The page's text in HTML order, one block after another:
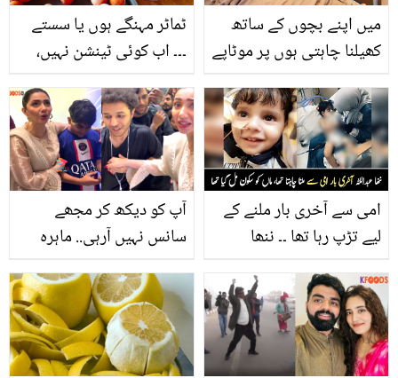
ٹماٹر مہنگے ہوں یا سستے
۔۔۔ اب کوئی ٹینشن نہیں،
سال تک محفوظ رکھنے کے
4 آسان طریقے
میں اپنے بچوں کے ساتھ
کھیلنا چاہتی ہوں پر موٹاپے
کی یہ 300 کلو وزنی
خاتون کون ہے اور کتنے
سالوں سے یہ بیڈ پر ہی
لیٹی ہیں؟
آپ کو دیکھ کر مجھے
سانس نہیں آرہی.. ماہرہ
مداح جذباتی ہوگیا! ماہرہ
خان نے کیا کیا؟
امی سے آخری بار ملنے کے
لیے تڑپ رہا تھا ۔۔ ننھا
ملاقات کے لیے موت سے لڑ
رہا تھا؟ ماں کی مامتا نے
سب کو رلا دیا